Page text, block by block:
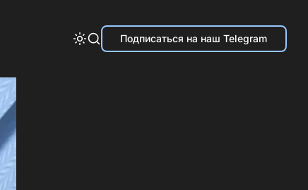
Подписаться на наш Telegram